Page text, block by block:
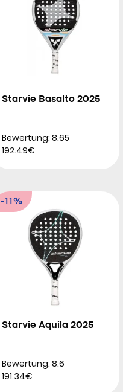
Starvie Basalto 2025
Bewertung: 8.65
192.49€
-11%
Starvie Aquila 2025
Bewertung: 8.6
191.34€